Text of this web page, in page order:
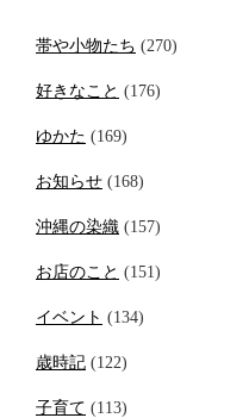
帯や小物たち (270)
好きなこと (176)
ゆかた (169)
お知らせ (168)
沖縄の染織 (157)
お店のこと (151)
イベント (134)
歳時記 (122)
子育て (113)